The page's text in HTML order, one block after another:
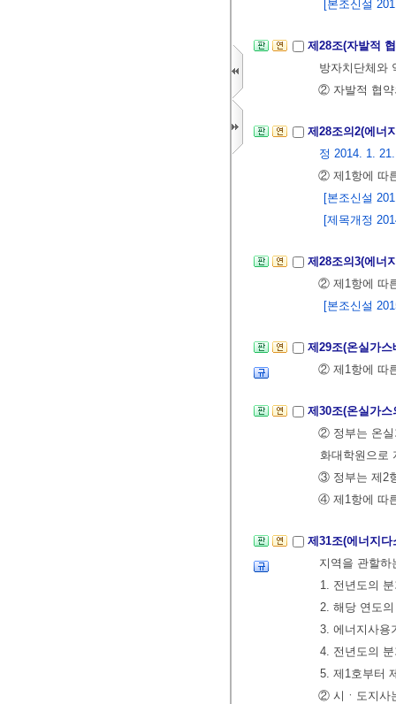
[본조신설
제28조(자발적
방자치단체와
② 자발적 협약
제28조의2(에너
정 2014. 1.
② 제1항에 따
[본조신설
[제목개정
제28조의3(에너
② 제1항에 따
[본조신설
제29조(온실가
② 제1항에 따
제30조(온실가
② 정부는 온실
화대학원으로
③ 정부는 제2
④ 제1항에 따
제31조(에너지
지역을 관할
1. 전년도의
2. 해당 연도
3. 에너지사용
4. 전년도의
5. 제1호부터
② 시ㆍ도지사